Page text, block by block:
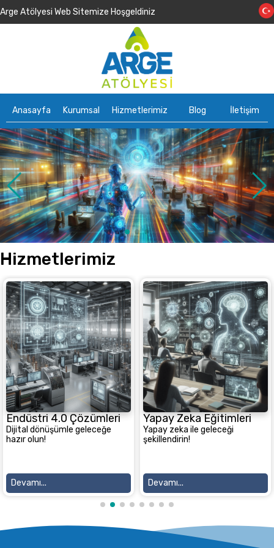
Arge Atölyesi Web Sitemize Hoşgeldiniz
Anasayfa Kurumsal Hizmetlerimiz Blog İletişim
Hizmetlerimiz
Endüstri 4.0 Çözümleri
Dijital dönüşümle geleceğe
hazır olun!
Devamı...
Yapay Zeka Eğitimleri
Yapay zeka ile geleceği
şekillendirin!
Devamı...